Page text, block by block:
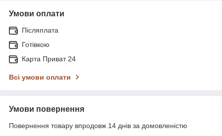
Умови оплати
Післяплата
Готівкою
Карта Приват 24
Всі умови оплати
Умови повернення
Повернення товару впродовж 14 днів за домовленістю